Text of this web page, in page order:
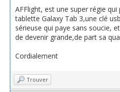
AFFlight, est une super régie
tablette Galaxy Tab 3,une clé
sérieuse qui paye sans soucie,
de devenir grande,de part sa
Cordialement
Trouver